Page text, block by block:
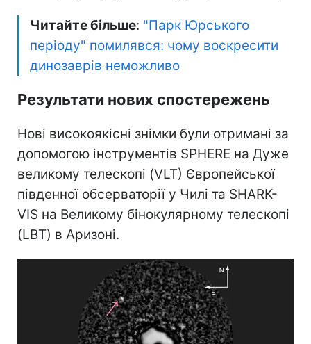
Читайте більше: "Парк Юрського
періоду" помилявся: чому воскресити
динозаврів неможливо
Результати нових спостережень
Нові високоякісні знімки були отримані за
допомогою інструментів SPHERE на Дуже
великому телескопі (VLT) Європейської
південної обсерваторії у Чилі та SHARK-
VIS на Великому бінокулярному телескопі
(LBT) в Аризоні.